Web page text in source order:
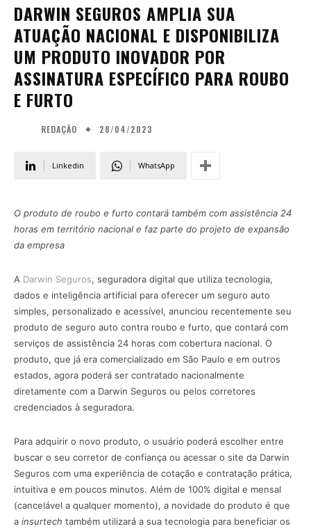
DARWIN SEGUROS AMPLIA SUA
ATUAÇÃO NACIONAL E DISPONIBILIZA
UM PRODUTO INOVADOR POR
ASSINATURA ESPECÍFICO PARA ROUBO
E FURTO
REDAÇÃO 28/04/2023
Linkedin WhatsApp
O produto de roubo e furto contará também com assistência 24
horas em território nacional e faz parte do projeto de expansão
da empresa
A Darwin Seguros, seguradora digital que utiliza tecnologia,
dados e inteligência artificial para oferecer um seguro auto
simples, personalizado e acessível, anunciou recentemente seu
produto de seguro auto contra roubo e furto, que contará com
serviços de assistência 24 horas com cobertura nacional. O
produto, que já era comercializado em São Paulo e em outros
estados, agora poderá ser contratado nacionalmente
diretamente com a Darwin Seguros ou pelos corretores
credenciados à seguradora.
Para adquirir o novo produto, o usuário poderá escolher entre
buscar o seu corretor de confiança ou acessar o site da Darwin
Seguros com uma experiência de cotação e contratação prática,
intuitiva e em poucos minutos. Além de 100% digital e mensal
(cancelável a qualquer momento), a novidade do produto é que
a insurtech também utilizará a sua tecnologia para beneficiar os